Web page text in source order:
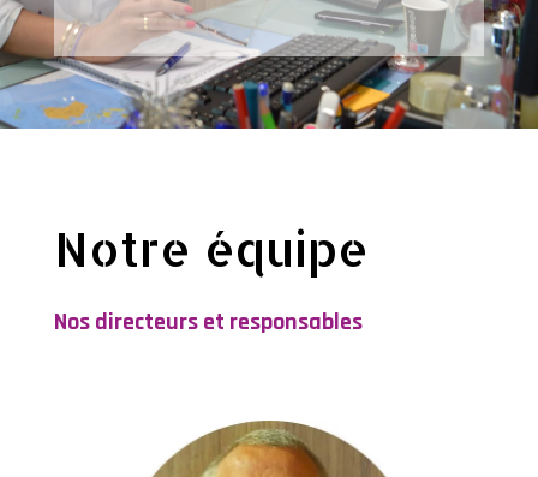
Notre équipe
Nos directeurs et responsables